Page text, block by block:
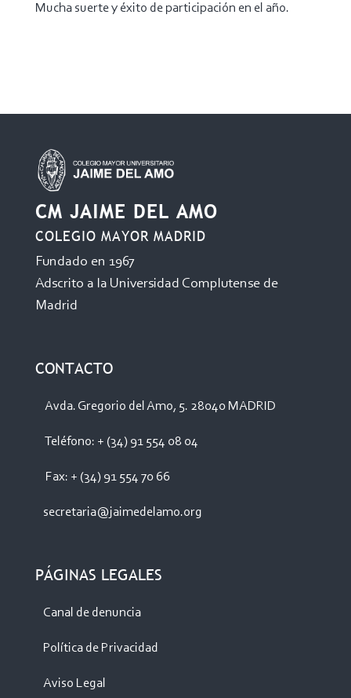
Mucha suerte y éxito de participación en el año.
CM JAIME DEL AMO
COLEGIO MAYOR MADRID
Fundado en 1967
Adscrito a la Universidad Complutense de
Madrid
CONTACTO
Avda. Gregorio del Amo, 5. 28040 MADRID
Teléfono: + (34) 91 554 08 04
Fax: + (34) 91 554 70 66
secretaria@jaimedelamo.org
PÁGINAS LEGALES
Canal de denuncia
Política de Privacidad
Aviso Legal